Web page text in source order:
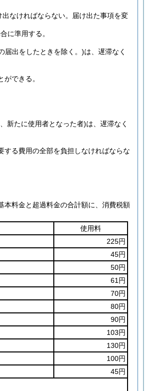
なければならない。
届け出た事項を変
に準用する。
届出をしたときを除く。)は、遅滞なく
できる。
新たに使用者となった者)は、遅滞なく
る費用の全部を負担しなければならな
本料金と超過料金の合計額に、消費税額
使用料
225円
45円
50円
61円
70円
80円
90円
103円
130円
100円
45円